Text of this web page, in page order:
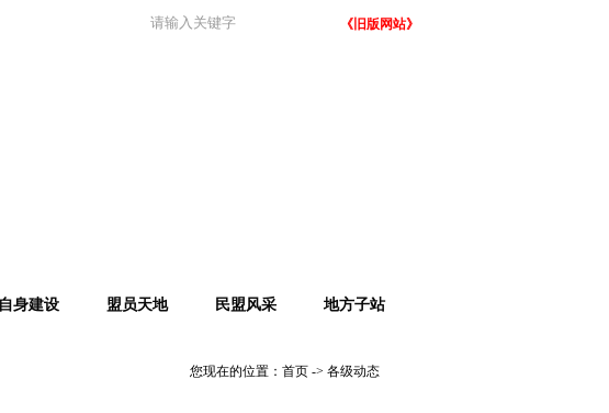
《旧版网站》
自身建设 盟员天地 民盟风采 地方子站
您现在的位置： 首页 -> 各级动态